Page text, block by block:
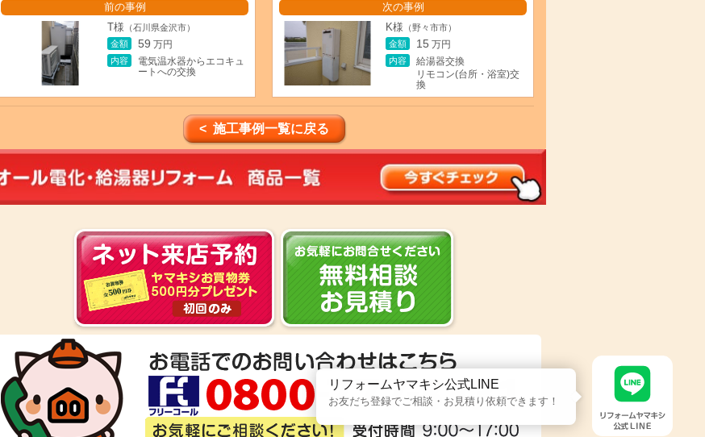
前の事例
T様 （石川県金沢市）
金額
59 万円
内容
電気温水器からエコキュ
ートへの交換
次の事例
K様 （野々市市）
金額
15 万円
内容
給湯器交換
リモコン(台所・浴室)交
換
< 施工事例一覧に戻る
リフォームヤマキシ公式LINE
お友だち登録でご相談・お見積り依頼できます！